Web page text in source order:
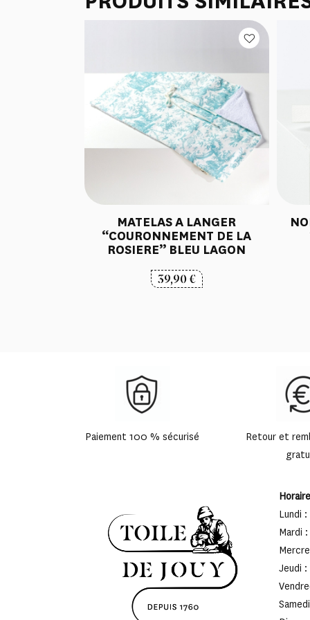
MATELAS A LANGER
“COURONNEMENT DE LA
ROSIERE” BLEU LAGON
39,90€
Paiement 100 % sécurisé
Retour et
Lundi
Mardi :
Jeudi :